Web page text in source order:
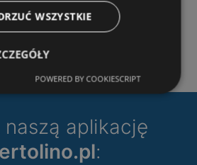
naszą aplikację
:
WSZYSTKIE
POWERED BY COOKIESCRIPT